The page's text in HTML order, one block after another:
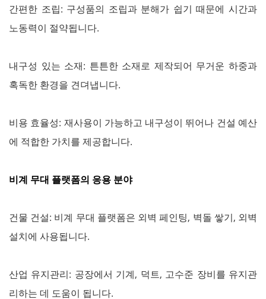
간편한 조립: 구성품의 조립과 분해가 쉽기 때문에 시간과
노동력이 절약됩니다.
내구성 있는 소재: 튼튼한 소재로 제작되어 무거운 하중과
혹독한 환경을 견뎌냅니다.
비용 효율성: 재사용이 가능하고 내구성이 뛰어나 건설 예산
에 적합한 가치를 제공합니다.
비계 무대 플랫폼의 응용 분야
건물 건설: 비계 무대 플랫폼은 외벽 페인팅, 벽돌 쌓기, 외벽
설치에 사용됩니다.
산업 유지관리: 공장에서 기계, 덕트, 고수준 장비를 유지관
리하는 데 도움이 됩니다.